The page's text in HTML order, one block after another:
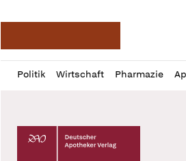
Politik Wirtschaft Pharmazie
Profil
öffnen
Daz
Pur
Deutscher Apotheker Verlag Logo